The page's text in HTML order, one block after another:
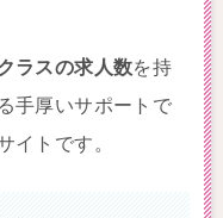
ラスの求人数を持
手厚いサポートで
イトです。